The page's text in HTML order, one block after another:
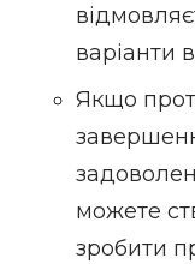
варіанти
Якщо
можете
зробити